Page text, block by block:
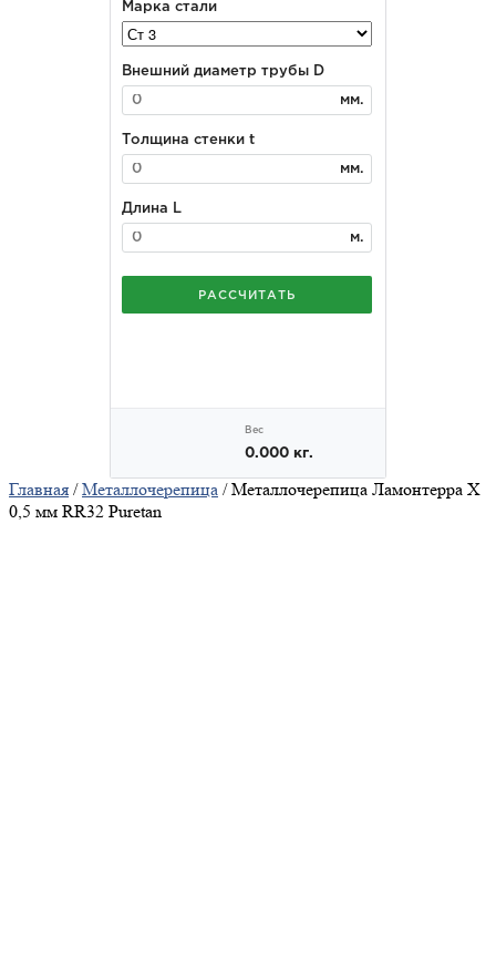
Главная /Металлочерепица / Металлочерепица Ламонтерра X
0,5 мм RR32 Puretan